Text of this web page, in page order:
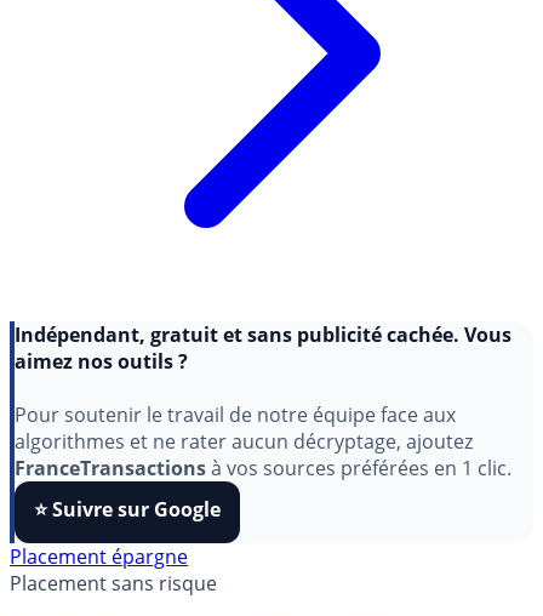
aimez nos outils ?
Pour soutenir le travail de notre équipe face aux
algorithmes et ne rater aucun décryptage, ajoutez
FranceTransactionsà vos sources préférées en 1 clic.
⭐️ Suivre sur Google